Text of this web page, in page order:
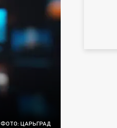
ФОТО: ЦАРЬГРАД